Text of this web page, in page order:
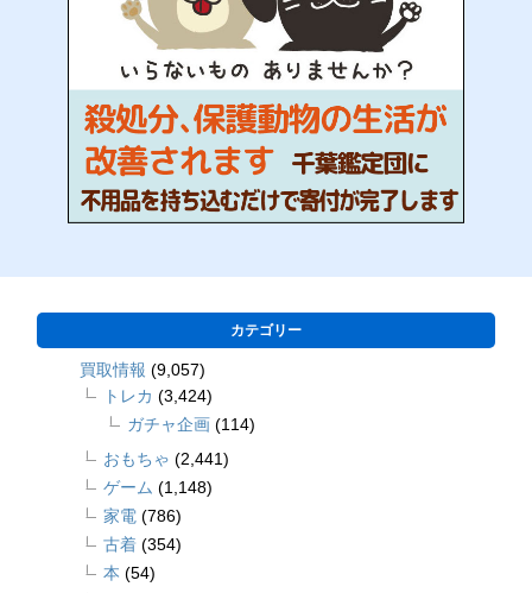
カテゴリー
買取情報 (9,057)
トレカ (3,424)
ガチャ企画 (114)
おもちゃ (2,441)
ゲーム (1,148)
家電 (786)
古着 (354)
本 (54)